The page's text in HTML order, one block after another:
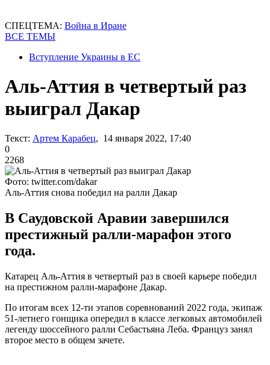
СПЕЦТЕМА: Война в Иране
ВСЕ ТЕМЫ
Вступление Украины в ЕС
Аль-Аттия в четвертый раз
выиграл Дакар
Текст: Артем Карабец, 14 января 2022, 17:40
0
2268
Фото: twitter.com/dakar
Аль-Аттия снова победил на ралли Дакар
В Саудовской Аравии завершился
престижный ралли-марафон этого
года.
Катарец Аль-Аттия в четвертый раз в своей карьере победил
на престижном ралли-марафоне Дакар.
По итогам всех 12-ти этапов соревнований 2022 года, экипаж
51-летнего гонщика опередил в классе легковых автомобилей
легенду шоссейного ралли Себастьяна Леба. Француз занял
второе место в общем зачете.